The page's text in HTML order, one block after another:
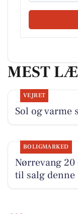
MEST
VEJRET
Sol og varme
BOLIGMARKED
Nørrevang
til salg denne